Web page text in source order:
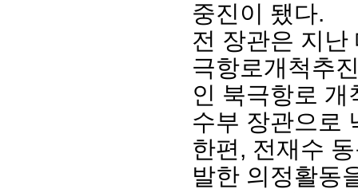
중진이 됐다.
전 장관은 지난
극항로개척추
인 북극항로
수부 장관으로
한편, 전재수
발한 의정활동